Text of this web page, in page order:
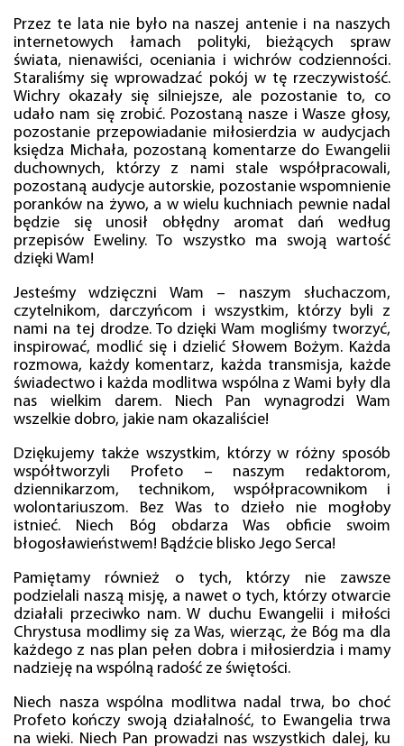
Przez te lata nie było na naszej antenie i na naszych
internetowych łamach polityki, bieżących spraw
świata, nienawiści, oceniania i wichrów codzienności.
Staraliśmy się wprowadzać pokój w tę rzeczywistość.
Wichry okazały się silniejsze, ale pozostanie to, co
udało nam się zrobić. Pozostaną nasze i Wasze głosy,
pozostanie przepowiadanie miłosierdzia w audycjach
księdza Michała, pozostaną komentarze do Ewangelii
duchownych, którzy z nami stale współpracowali,
pozostaną audycje autorskie, pozostanie wspomnienie
poranków na żywo, a w wielu kuchniach pewnie nadal
będzie się unosił obłędny aromat dań według
przepisów Eweliny. To wszystko ma swoją wartość
dzięki Wam!
Jesteśmy wdzięczni Wam – naszym słuchaczom,
czytelnikom, darczyńcom i wszystkim, którzy byli z
nami na tej drodze. To dzięki Wam mogliśmy tworzyć,
inspirować, modlić się i dzielić Słowem Bożym. Każda
rozmowa, każdy komentarz, każda transmisja, każde
świadectwo i każda modlitwa wspólna z Wami były dla
nas wielkim darem. Niech Pan wynagrodzi Wam
wszelkie dobro, jakie nam okazaliście!
Dziękujemy także wszystkim, którzy w różny sposób
współtworzyli Profeto – naszym redaktorom,
dziennikarzom, technikom, współpracownikom i
wolontariuszom. Bez Was to dzieło nie mogłoby
istnieć. Niech Bóg obdarza Was obficie swoim
błogosławieństwem! Bądźcie blisko Jego Serca!
Pamiętamy również o tych, którzy nie zawsze
podzielali naszą misję, a nawet o tych, którzy otwarcie
działali przeciwko nam. W duchu Ewangelii i miłości
Chrystusa modlimy się za Was, wierząc, że Bóg ma dla
każdego z nas plan pełen dobra i miłosierdzia i mamy
nadzieję na wspólną radość ze świętości.
Niech nasza wspólna modlitwa nadal trwa, bo choć
Profeto kończy swoją działalność, to Ewangelia trwa
na wieki. Niech Pan prowadzi nas wszystkich dalej, ku